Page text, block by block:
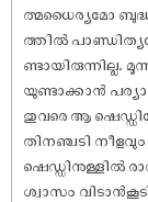
ത്മധൈര്യമോ
ത്തിൽ
യുണ്ടാക്കാൻ
തുവരെ ആ
തിനഞ്ചടി
ഷെഡ്ഡിനുള്ളിൽ
ശ്വാസം